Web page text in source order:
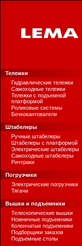
Тележки
Гидравлические тележки
Самоходные тележки
Тележки с подъемной
платформой
Роликовые системы
Бочкокантователи
Штабелеры
Ручные штабелеры
Штабелеры с платформой
Электрические штабелеры
Самоходные штабелеры
Ричтраки
Погрузчики
Электрические погрузчики
Тягачи
Вышки и подъемники
Телескопические вышки
Ножничные подъемники
Коленчатые подъемники
Подборщики заказов
Подъемные столы